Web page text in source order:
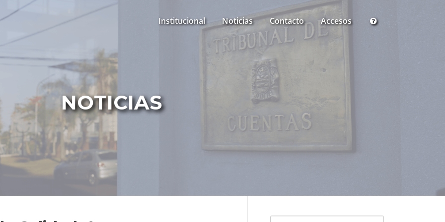
Institucional Noticias Contacto Accesos
NOTICIAS